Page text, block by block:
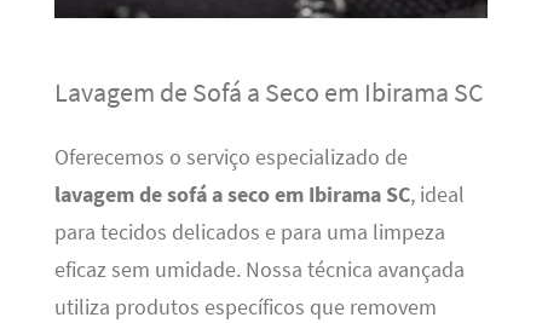
Lavagem de Sofá a Seco em Ibirama SC
Oferecemos o serviço especializado de
lavagem de sofá a seco em Ibirama SC, ideal
para tecidos delicados e para uma limpeza
eficaz sem umidade. Nossa técnica avançada
utiliza produtos específicos que removem